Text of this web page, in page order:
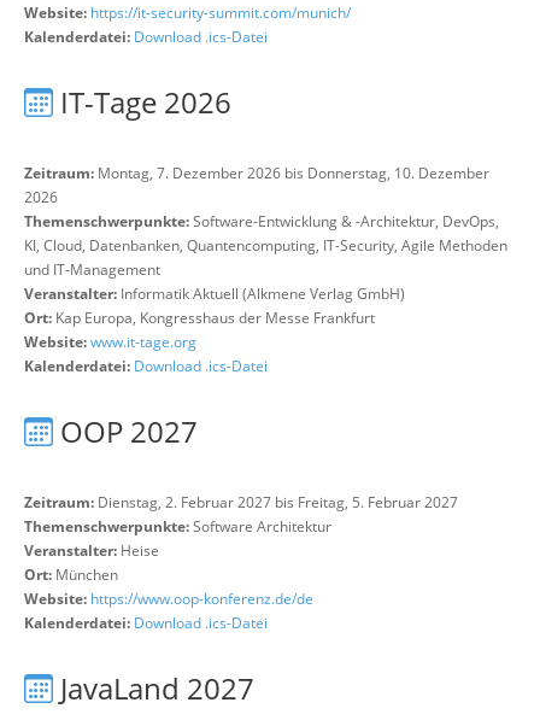
Website: https://it-security-summit.com/munich/
Kalenderdatei: Download .ics-Datei
IT-Tage 2026
Zeitraum: Montag, 7. Dezember 2026 bis Donnerstag, 10. Dezember
2026
Themenschwerpunkte:Software-Entwicklung & -Architektur, DevOps,
KI, Cloud, Datenbanken, Quantencomputing, IT-Security, Agile Methoden
und IT-Management
Veranstalter: Informatik Aktuell (Alkmene Verlag GmbH)
Ort: Kap Europa, Kongresshaus der Messe Frankfurt
Website:www.it-tage.org
Kalenderdatei: Download .ics-Datei
OOP 2027
Zeitraum: Dienstag, 2. Februar 2027 bis Freitag, 5. Februar 2027
Themenschwerpunkte:Software Architektur
Veranstalter: Heise
Ort: München
Website: https://www.oop-konferenz.de/de
Kalenderdatei: Download .ics-Datei
JavaLand 2027